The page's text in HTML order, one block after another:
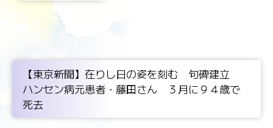
【東京新聞】在りし日の姿を刻む 句碑建立
ハンセン病元患者・藤田さん ３月に９４歳で
死去